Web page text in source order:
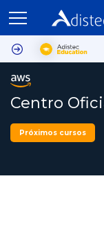
Centro
Próximos cursos